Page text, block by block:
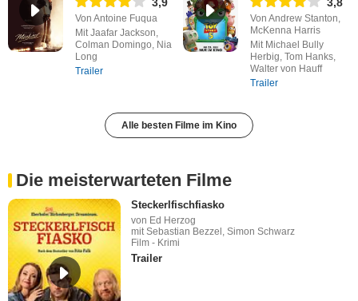
Von Antoine Fuqua
Mit Jaafar Jackson,
Colman Domingo, Nia
Long
Trailer
Von Andrew Stanton,
McKenna Harris
Mit Michael Bully
Herbig, Tom Hanks,
Walter von Hauff
Trailer
Alle besten Filme im Kino
Die meisterwarteten Filme
Steckerlfischfiasko
von Ed Herzog
mit Sebastian Bezzel, Simon Schwarz
Film - Krimi
Trailer